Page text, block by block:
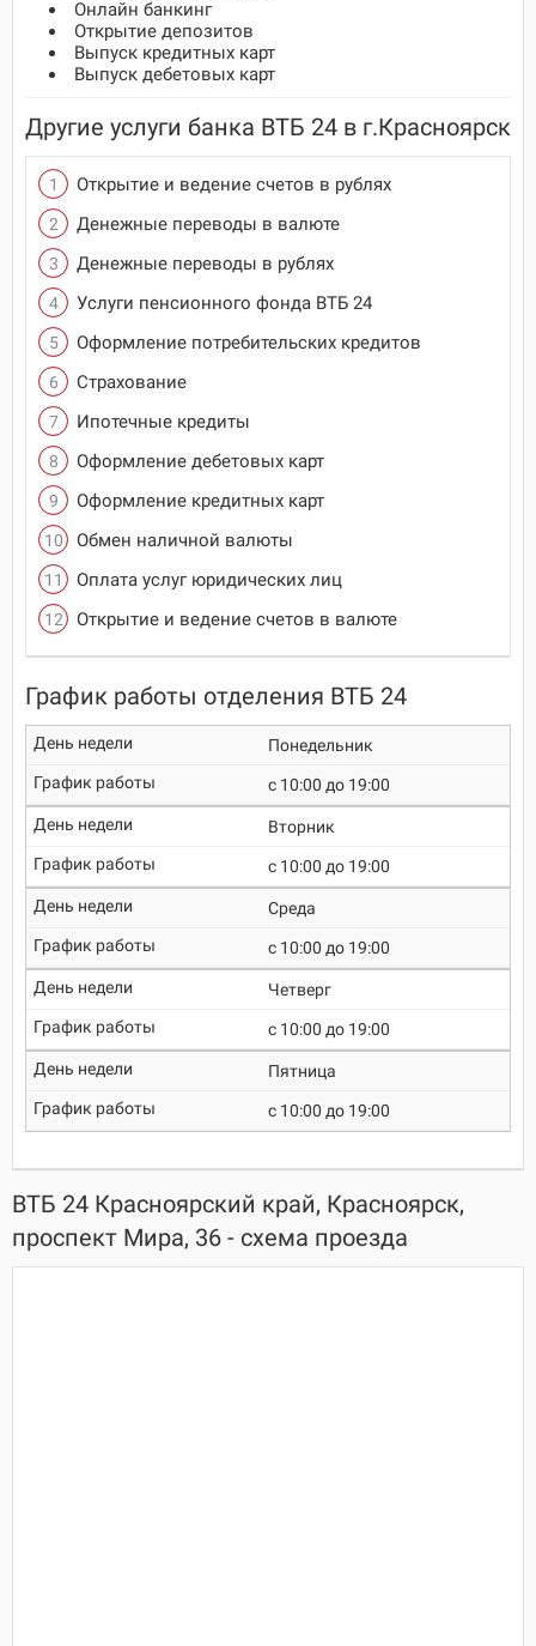
Онлайн банкинг
Открытие депозитов
Выпуск кредитных карт
Выпуск дебетовых карт
Другие услуги банка ВТБ 24 в г.Красноярск
Открытие и ведение счетов в рублях
Денежные переводы в валюте
Денежные переводы в рублях
Услуги пенсионного фонда ВТБ 24
Оформление потребительских кредитов
Страхование
Ипотечные кредиты
Оформление дебетовых карт
Оформление кредитных карт
Обмен наличной валюты
Оплата услуг юридических лиц
Открытие и ведение счетов в валюте
График работы отделения ВТБ 24
Понедельник
c 10:00 до 19:00
Вторник
c 10:00 до 19:00
Среда
c 10:00 до 19:00
Четверг
c 10:00 до 19:00
Пятница
c 10:00 до 19:00
ВТБ 24 Красноярский край, Красноярск,
проспект Мира, 36 - схема проезда